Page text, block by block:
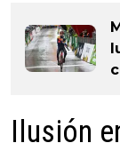
Ilusión